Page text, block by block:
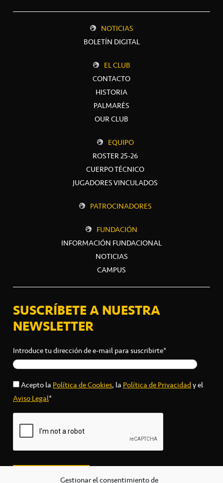
Gestionar el consentimiento de
NOTICIAS
BOLETÍN DIGITAL
EL CLUB
CONTACTO
HISTORIA
PALMARÉS
OUR CLUB
EQUIPO
ROSTER 25-26
CUERPO TÉCNICO
JUGADORES VINCULADOS
PATROCINADORES
FUNDACIÓN
INFORMACIÓN FUNDACIONAL
NOTICIAS
CAMPUS
SUSCRÍBETE A NUESTRA
NEWSLETTER
Introduce tu dirección de e-mail para suscribirte*
Acepto laPolítica de Cookies, laPolítica de Privacidady el
Aviso Legal*